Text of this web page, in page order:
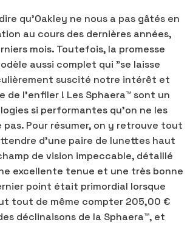
qu'Oakley ne nous a pas gâtés en
au cours des dernières années,
mois. Toutefois, la promesse
aussi complet qui "se laisse
suscité notre intérêt et
de l'enfiler ! Les Sphaera™ sont un
si performantes qu'on ne les
pas. Pour résumer, on y retrouve tout
d'une paire de lunettes haut
de vision impeccable, détaillé
excellente tenue et une très bonne
point était primordial lorsque
tout de même compter 205,00 €
déclinaisons de la Sphaera™, et